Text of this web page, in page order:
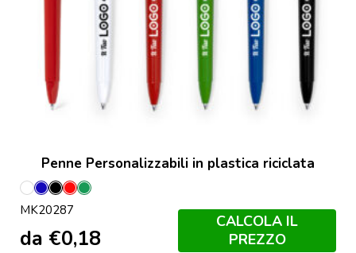
Penne Personalizzabili in plastica riciclata
Bianco
BluNero
RossoVerde
MK20287
da €0,18
CALCOLA IL
PREZZO